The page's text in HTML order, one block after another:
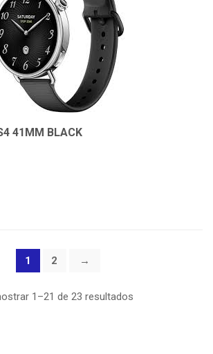
41MM BLACK
1 2 →
1–21 de 23 resultados